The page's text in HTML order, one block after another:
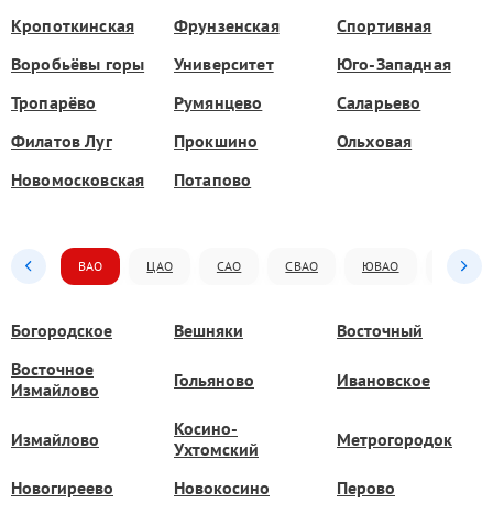
Кропоткинская
Фрунзенская
Спортивная
Воробьёвы горы
Университет
Юго-Западная
Тропарёво
Румянцево
Саларьево
Филатов Луг
Прокшино
Ольховая
Новомосковская
Потапово
ВАО ЦАО САО СВАО ЮВАО ЮАО
Богородское Вешняки
Восточный
Восточное
Измайлово
Гольяново Ивановское
Измайлово
Косино-
Ухтомский
Метрогородок
Новогиреево Новокосино Перово